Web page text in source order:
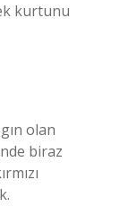
kurtunu
olan
biraz